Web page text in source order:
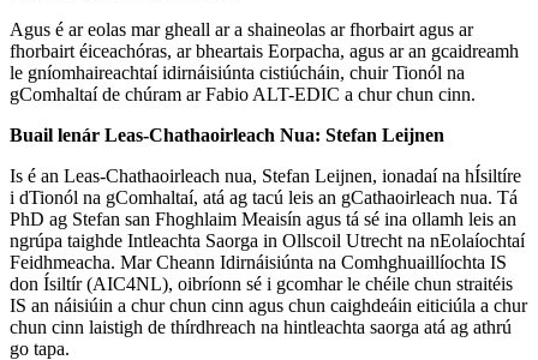
Agus é ar eolas mar gheall ar a shaineolas ar fhorbairt agus ar
fhorbairt éiceachóras, ar bheartais Eorpacha, agus ar an gcaidreamh
le gníomhaireachtaí idirnáisiúnta cistiúcháin, chuir Tionól na
gComhaltaí de chúram ar Fabio ALT-EDIC a chur chun cinn.
Buail lenár Leas-Chathaoirleach Nua: Stefan Leijnen
Is é an Leas-Chathaoirleach nua, Stefan Leijnen, ionadaí na hÍsiltíre
i dTionól na gComhaltaí, atá ag tacú leis an gCathaoirleach nua. Tá
PhD ag Stefan san Fhoghlaim Meaisín agus tá sé ina ollamh leis an
ngrúpa taighde Intleachta Saorga in Ollscoil Utrecht na nEolaíochtaí
Feidhmeacha. Mar Cheann Idirnáisiúnta na Comhghuaillíochta IS
don Ísiltír (AIC4NL), oibríonn sé i gcomhar le chéile chun straitéis
IS an náisiúin a chur chun cinn agus chun caighdeáin eiticiúla a chur
chun cinn laistigh de thírdhreach na hintleachta saorga atá ag athrú
go tapa.